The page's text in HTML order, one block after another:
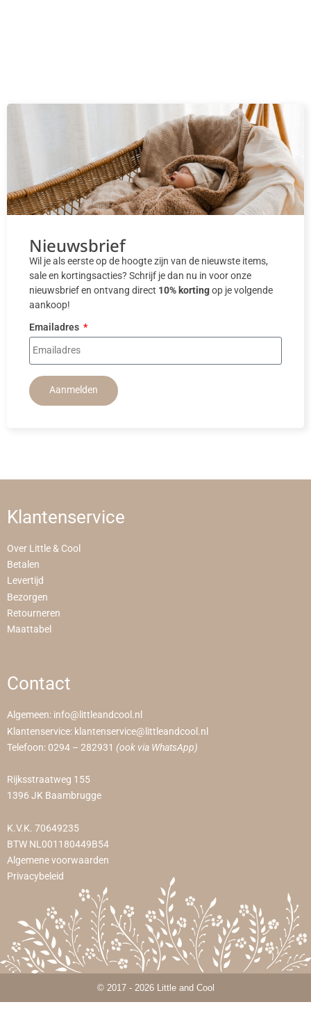
Nieuwsbrief
Wil je als eerste op de hoogte zijn van de nieuwste items,
sale en kortingsacties? Schrijf je dan nu in voor onze
nieuwsbrief en ontvang direct 10% kortingop je volgende
aankoop!
Emailadres
Aanmelden
Klantenservice
Over Little & Cool
Betalen
Levertijd
Bezorgen
Retourneren
Maattabel
Contact
Algemeen: info@littleandcool.nl
Klantenservice: klantenservice@littleandcool.nl
Telefoon: 0294 – 282931 (ook via WhatsApp)
Rijksstraatweg 155
1396 JK Baambrugge
K.V.K. 70649235
BTW NL001180449B54
Algemene voorwaarden
Privacybeleid
© 2017 - 2026 Little and Cool